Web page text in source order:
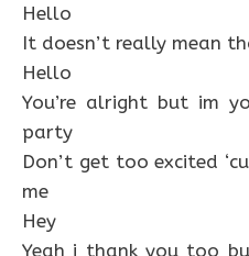
Hello
It doesn’t really mean
Hello
You’re alright but im
party
Don’t get too excited
me
Hey
Yeah i thank you too